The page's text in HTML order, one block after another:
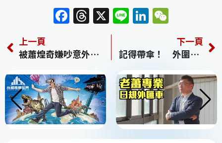
F
a
c
e
b
o
o
k
T
h
a
d
s
X Li
n
e
Li
n
k
e
dI
n
C
h
at
上一頁
被蕭煌奇嫌吵意外促合作 25位藝人獻唱做公益
下一頁
記得帶傘！ 外圍環流北上雷陣雨肆虐